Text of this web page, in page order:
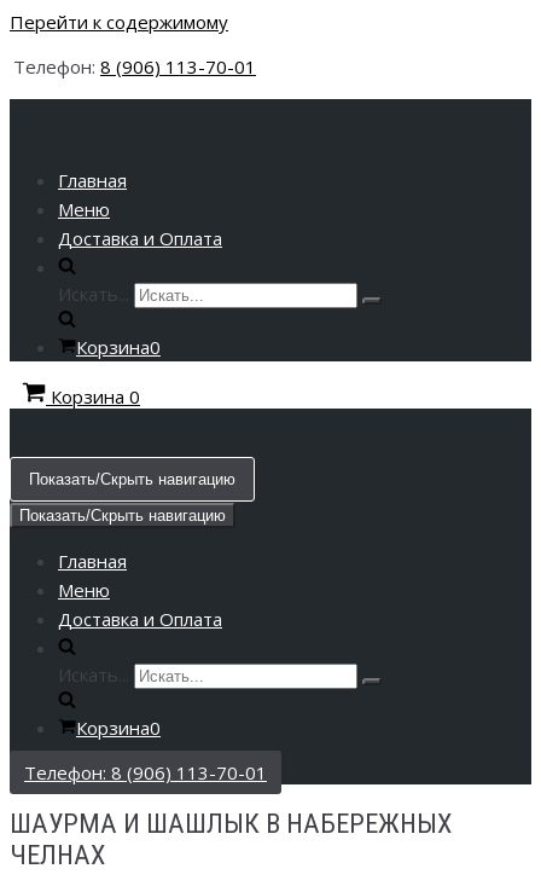
Перейти к содержимому
Телефон: 8 (906) 113-70-01
Главная
Меню
Доставка и Оплата
Искать...
Корзина0
Корзина 0
Показать/Скрыть навигацию
Показать/Скрыть навигацию
Главная
Меню
Доставка и Оплата
Искать...
Корзина0
Телефон: 8 (906) 113-70-01
ШАУРМА И ШАШЛЫК В НАБЕРЕЖНЫХ
ЧЕЛНАХ